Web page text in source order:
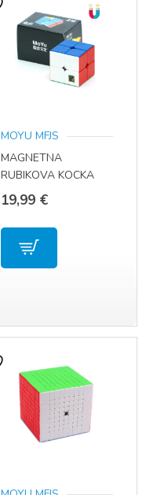
MOYU MFJS
MAGNETNA
RUBIKOVA KOCKA
2×2
19,99 €